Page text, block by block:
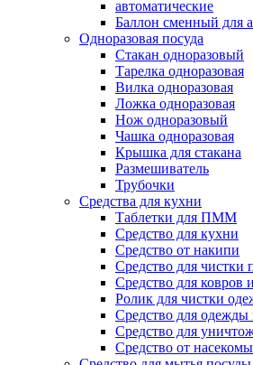
автоматические
Баллон сменный для
Одноразовая посуда
Стакан одноразовый
Тарелка одноразовая
Вилка одноразовая
Ложка одноразовая
Нож одноразовый
Чашка одноразовая
Крышка для стакана
Размешиватель
Трубочки
Средства для кухни
Таблетки для ПММ
Средство для кухни
Средство от накипи
Средство для чистки
Средство для ковров
Ролик для чистки
Средство для одежды
Средство для
Средство от